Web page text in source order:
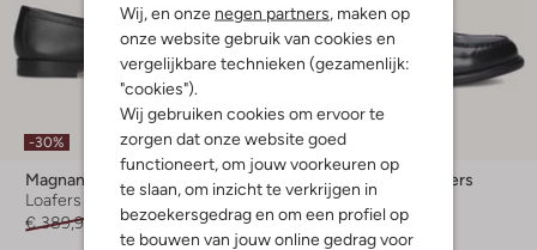
Wij, en onze negen partners, maken op
onze website gebruik van cookies en
vergelijkbare technieken (gezamenlijk:
"cookies").
Wij gebruiken cookies om ervoor te
zorgen dat onze website goed
functioneert, om jouw voorkeuren op
te slaan, om inzicht te verkrijgen in
bezoekersgedrag en om een profiel op
te bouwen van jouw online gedrag voor
-30%
Magnanni
Loafers
€ 389,99
€ 272,99
Vagabond Shoemakers
Loafers
€ 149,99